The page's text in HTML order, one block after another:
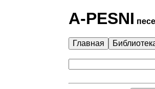
A-PESNI
Главная